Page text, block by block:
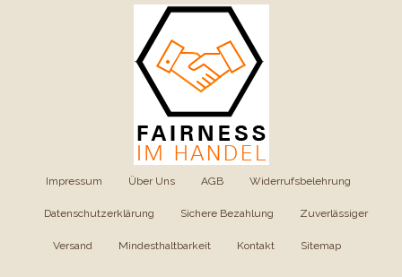
Impressum Über Uns AGB Widerrufsbelehrung
Datenschutzerklärung Sichere Bezahlung Zuverlässiger
Versand Mindesthaltbarkeit Kontakt Sitemap